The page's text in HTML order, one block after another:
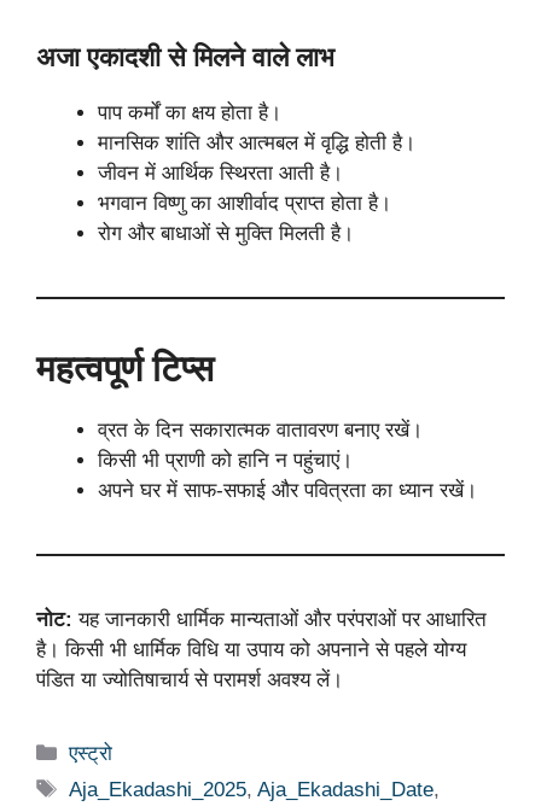
अजा एकादशी से मिलने वाले लाभ
पाप कर्मों का क्षय होता है।
मानसिक शांति और आत्मबल में वृद्धि होती है।
जीवन में आर्थिक स्थिरता आती है।
भगवान विष्णु का आशीर्वाद प्राप्त होता है।
रोग और बाधाओं से मुक्ति मिलती है।
महत्वपूर्ण टिप्स
व्रत के दिन सकारात्मक वातावरण बनाए रखें।
किसी भी प्राणी को हानि न पहुंचाएं।
अपने घर में साफ-सफाई और पवित्रता का ध्यान रखें।
नोट: यह जानकारी धार्मिक मान्यताओं और परंपराओं पर आधारित
है। किसी भी धार्मिक विधि या उपाय को अपनाने से पहले योग्य
पंडित या ज्योतिषाचार्य से परामर्श अवश्य लें।
Categories
एस्ट्रो
Tags
Aja_Ekadashi_2025,Aja_Ekadashi_Date,